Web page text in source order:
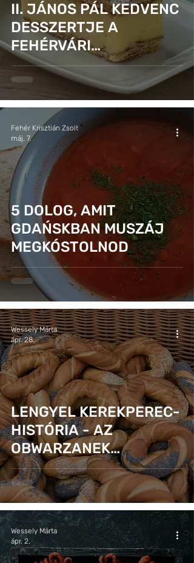
II. JÁNOS PÁL KEDVENC
DESSZERTJE A
FEHÉRVÁRI
KIÁLLÍTÁSON
5 DOLOG, AMIT
GDAŃSKBAN MUSZÁJ
MEGKÓSTOLNOD
Fehér Krisztián Zsolt
máj. 7.
LENGYEL KEREKPEREC-
HISTÓRIA - AZ
OBWARZANEK
KRAKOWSKI TÖRTÉNET
Wessely Márta
ápr. 28.
Wessely Márta
ápr. 2.